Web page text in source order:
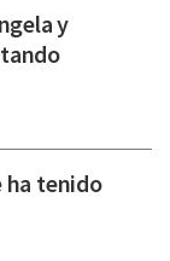
y
ha tenido